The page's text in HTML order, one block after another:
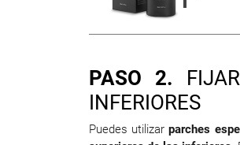
PASO 2.
INFERIORES
Puedes utilizarparches